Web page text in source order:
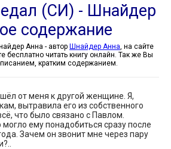
(СИ) - Шнайдер
содержание
Ты меня предал (СИ) - Шнайдер Анна - автор Шнайдер Анна, на сайте
бесплатно читать книгу онлайн. Так же Вы
кратким содержанием.
от меня к другой женщине. Я,
вытравила его из собственного
что было связано с Павлом.
ему понадобиться сразу после
Зачем он звонит мне через пару